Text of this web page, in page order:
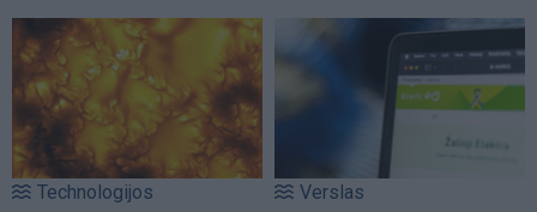
Technologijos Verslas